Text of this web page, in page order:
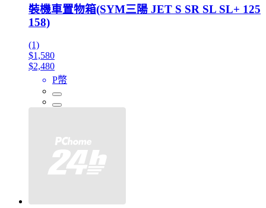
裝機車置物箱(SYM三陽 JET S SR SL SL+ 125
158)
(1)
$1,580
$2,480
P幣